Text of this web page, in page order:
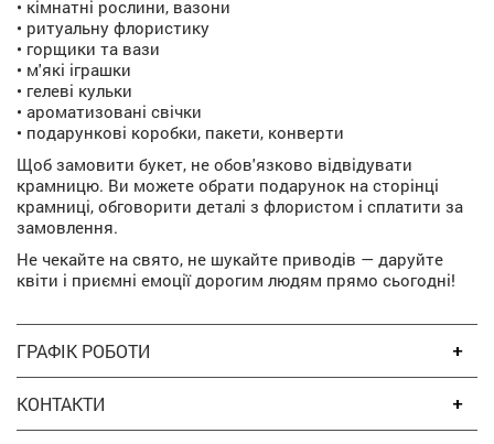
• кімнатні рослини, вазони
• ритуальну флористику
• горщики та вази
• м'які іграшки
• гелеві кульки
• ароматизовані свічки
• подарункові коробки, пакети, конверти
Щоб замовити букет, не обов'язково відвідувати
крамницю. Ви можете обрати подарунок на сторінці
крамниці, обговорити деталі з флористом і сплатити за
замовлення.
Не чекайте на свято, не шукайте приводів — даруйте
квіти і приємні емоції дорогим людям прямо сьогодні!
ГРАФІК РОБОТИ
КОНТАКТИ